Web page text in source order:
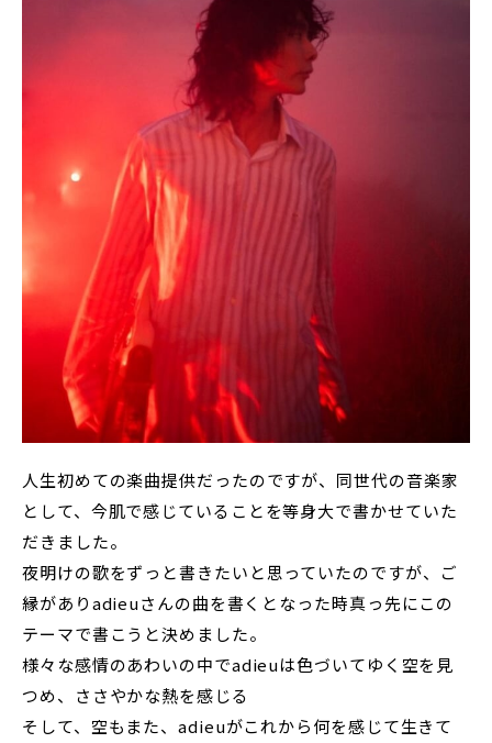
人生初めての楽曲提供だったのですが、同世代の音楽家
として、今肌で感じていることを等身大で書かせていた
だきました。
夜明けの歌をずっと書きたいと思っていたのですが、ご
縁がありadieuさんの曲を書くとなった時真っ先にこの
テーマで書こうと決めました。
様々な感情のあわいの中でadieuは色づいてゆく空を見
つめ、ささやかな熱を感じる
そして、空もまた、adieuがこれから何を感じて生きて